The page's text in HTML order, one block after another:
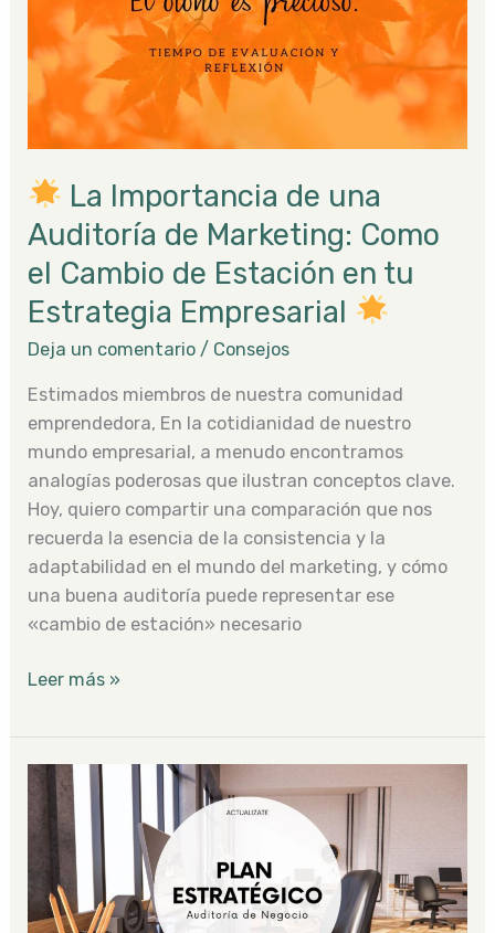
La Importancia de una
Auditoría de Marketing: Como
el Cambio de Estación en tu
Estrategia Empresarial
Deja un comentario / Consejos
Estimados miembros de nuestra comunidad
emprendedora, En la cotidianidad de nuestro
mundo empresarial, a menudo encontramos
analogías poderosas que ilustran conceptos clave.
Hoy, quiero compartir una comparación que nos
recuerda la esencia de la consistencia y la
adaptabilidad en el mundo del marketing, y cómo
una buena auditoría puede representar ese
«cambio de estación» necesario
una
Auditoría
de
Marketing:
Como
Cambio
de
en
tu
Estrategia
Leer más »
Descubre
el
Poder
de
una